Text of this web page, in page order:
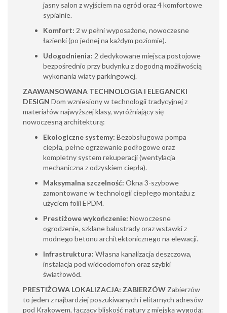
jasny salon z wyjściem na ogród oraz 4 komfortowe
sypialnie.
Komfort: 2 w pełni wyposażone, nowoczesne
łazienki (po jednej na każdym poziomie).
Udogodnienia: 2 dedykowane miejsca postojowe
bezpośrednio przy budynku z dogodną możliwością
wykonania wiaty parkingowej.
ZAAWANSOWANA TECHNOLOGIA I ELEGANCKI
DESIGN Dom wzniesiony w technologii tradycyjnej z
materiałów najwyższej klasy, wyróżniający się
nowoczesną architekturą:
Ekologiczne systemy: Bezobsługowa pompa
ciepła, pełne ogrzewanie podłogowe oraz
kompletny system rekuperacji (wentylacja
mechaniczna z odzyskiem ciepła).
Maksymalna szczelność: Okna 3-szybowe
zamontowane w technologii ciepłego montażu z
użyciem folii EPDM.
Prestiżowe wykończenie: Nowoczesne
ogrodzenie, szklane balustrady oraz wstawki z
modnego betonu architektonicznego na elewacji.
Infrastruktura: Własna kanalizacja deszczowa,
instalacja pod wideodomofon oraz szybki
światłowód.
PRESTIŻOWA LOKALIZACJA: ZABIERZÓW Zabierzów
to jeden z najbardziej poszukiwanych i elitarnych adresów
pod Krakowem, łączący bliskość natury z miejską wygodą: